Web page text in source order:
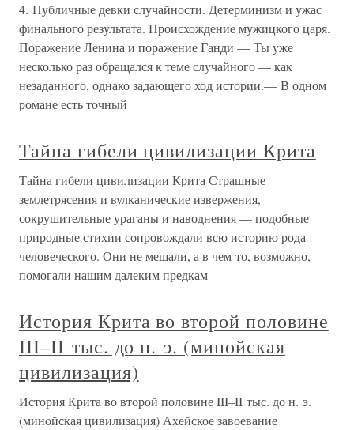
4. Публичные девки случайности. Детерминизм и ужас
финального результата. Происхождение мужицкого царя.
Поражение Ленина и поражение Ганди — Ты уже
несколько раз обращался к теме случайного — как
незаданного, однако задающего ход истории.— В одном
романе есть точный
Тайна гибели цивилизации Крита
Тайна гибели цивилизации Крита Страшные
землетрясения и вулканические извержения,
сокрушительные ураганы и наводнения — подобные
природные стихии сопровождали всю историю рода
человеческого. Они не мешали, а в чем-то, возможно,
помогали нашим далеким предкам
История Крита во второй половине
III–II тыс. до н. э. (минойская
цивилизация)
История Крита во второй половине III–II тыс. до н. э.
(минойская цивилизация) Ахейское завоевание